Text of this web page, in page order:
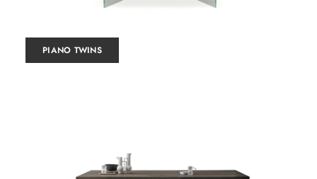
PIANO TWINS